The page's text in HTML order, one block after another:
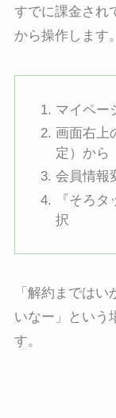
すでに課金され
から操作します。
マイペー
画面右上
定）から
会員情報
『そろ
択
「解約までは
いなー」という
す。